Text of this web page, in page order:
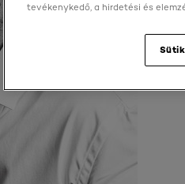
tevékenykedő, a hirdetési és